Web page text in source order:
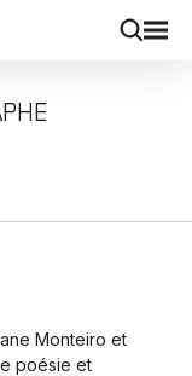
Monteiro et
poésie et